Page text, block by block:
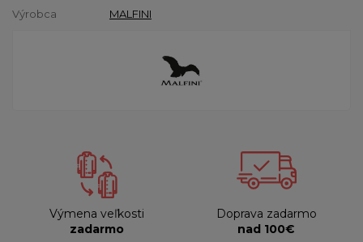
Výrobca
MALFINI
Výmena veľkosti
zadarmo
Doprava zadarmo
nad 100€